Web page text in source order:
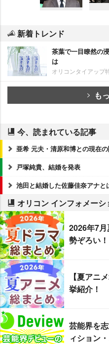
新着トレンド
茶葉で一目瞭然の
は
オリコンタイアップ
も
今、読まれている記事
亜希 元夫・清原和博との現在
戸塚純貴、結婚を発表
池田と結婚した佐藤佳奈アナ
オリコン インフォメーシ
2026年7
勢ぞろい！
【夏アニ
挙紹介！
芸能界を
ィション